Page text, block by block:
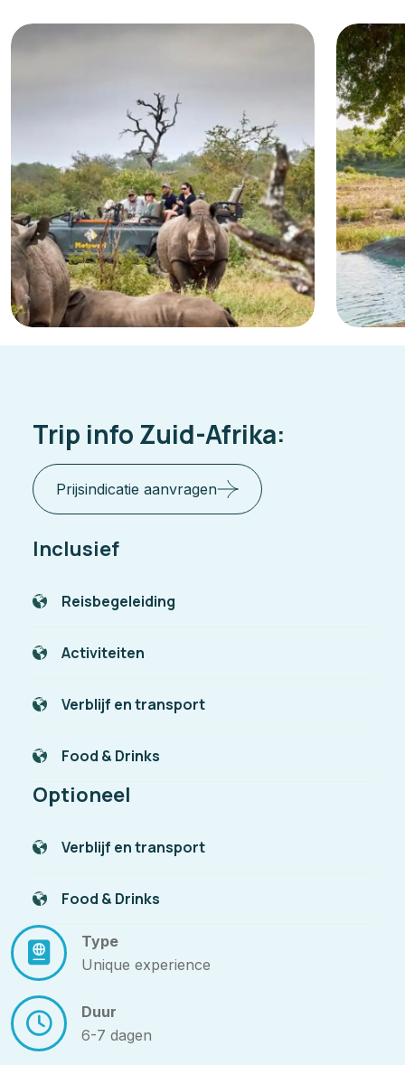
Trip info Zuid-Afrika:
Prijsindicatie aanvragen
Inclusief
Reisbegeleiding
Activiteiten
Verblijf en transport
Food & Drinks
Optioneel
Verblijf en transport
Food & Drinks
Type
Unique experience
Duur
6-7 dagen